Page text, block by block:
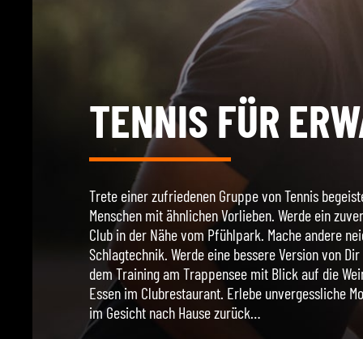
TENNIS FÜR
Trete einer zufriedenen Gruppe von Tennis
Menschen mit ähnlichen Vorlieben. Werde ein
Club in der Nähe vom Pfühlpark. Mache andere
Schlagtechnik. Werde eine bessere Version von
dem Training am Trappensee mit Blick auf die
Essen im Clubrestaurant. Erlebe unvergessliche
im Gesicht nach Hause zurück…